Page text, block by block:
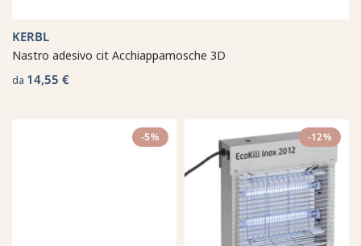
KERBL
Nastro adesivo cit Acchiappamosche 3D
da 14,55 €
-5% -12%